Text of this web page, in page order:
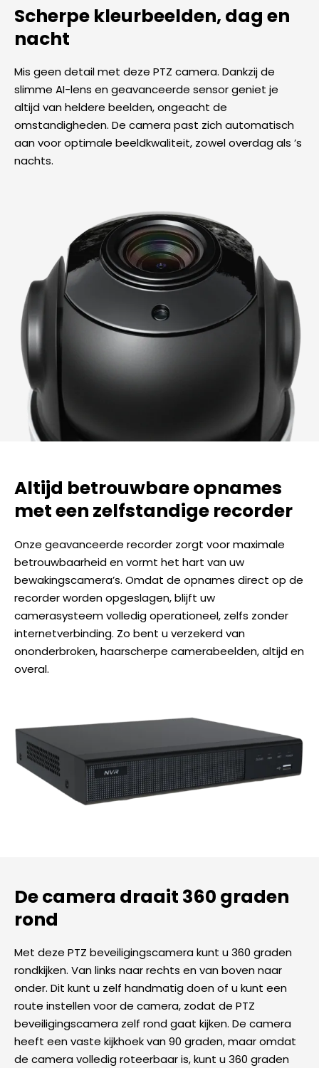
Scherpe kleurbeelden, dag en
nacht
Mis geen detail met deze PTZ camera. Dankzij de
slimme AI-lens en geavanceerde sensor geniet je
altijd van heldere beelden, ongeacht de
omstandigheden. De camera past zich automatisch
aan voor optimale beeldkwaliteit, zowel overdag als ’s
nachts.
Altijd betrouwbare opnames
met een zelfstandige recorder
Onze geavanceerde recorder zorgt voor maximale
betrouwbaarheid en vormt het hart van uw
bewakingscamera’s. Omdat de opnames direct op de
recorder worden opgeslagen, blijft uw
camerasysteem volledig operationeel, zelfs zonder
internetverbinding. Zo bent u verzekerd van
ononderbroken, haarscherpe camerabeelden, altijd en
overal.
De camera draait 360 graden
rond
Met deze PTZ beveiligingscamera kunt u 360 graden
rondkijken. Van links naar rechts en van boven naar
onder. Dit kunt u zelf handmatig doen of u kunt een
route instellen voor de camera, zodat de PTZ
beveiligingscamera zelf rond gaat kijken. De camera
heeft een vaste kijkhoek van 90 graden, maar omdat
de camera volledig roteerbaar is, kunt u 360 graden